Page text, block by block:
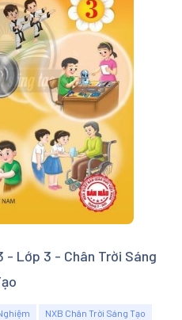
- Lớp 3 - Chân Trời Sáng
NXB Chân Trời Sáng Tạo